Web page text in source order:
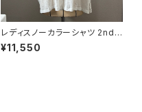
レディスノーカラーシャツ 2nd
ノースリーブ 白×赤
¥11,550